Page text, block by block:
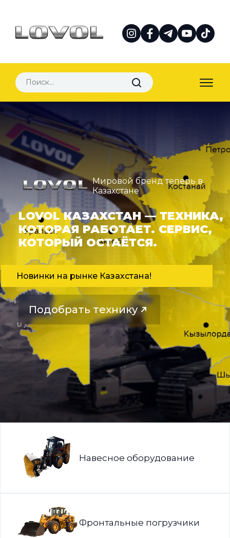
Мировой бренд теперь в
Казахстане
LOVOL КАЗАХСТАН — ТЕХНИКА,
КОТОРАЯ РАБОТАЕТ. СЕРВИС,
КОТОРЫЙ ОСТАЁТСЯ.
Новинки на рынке Казахстана!
Подобрать технику
Навесное оборудование
Фронтальные погрузчики